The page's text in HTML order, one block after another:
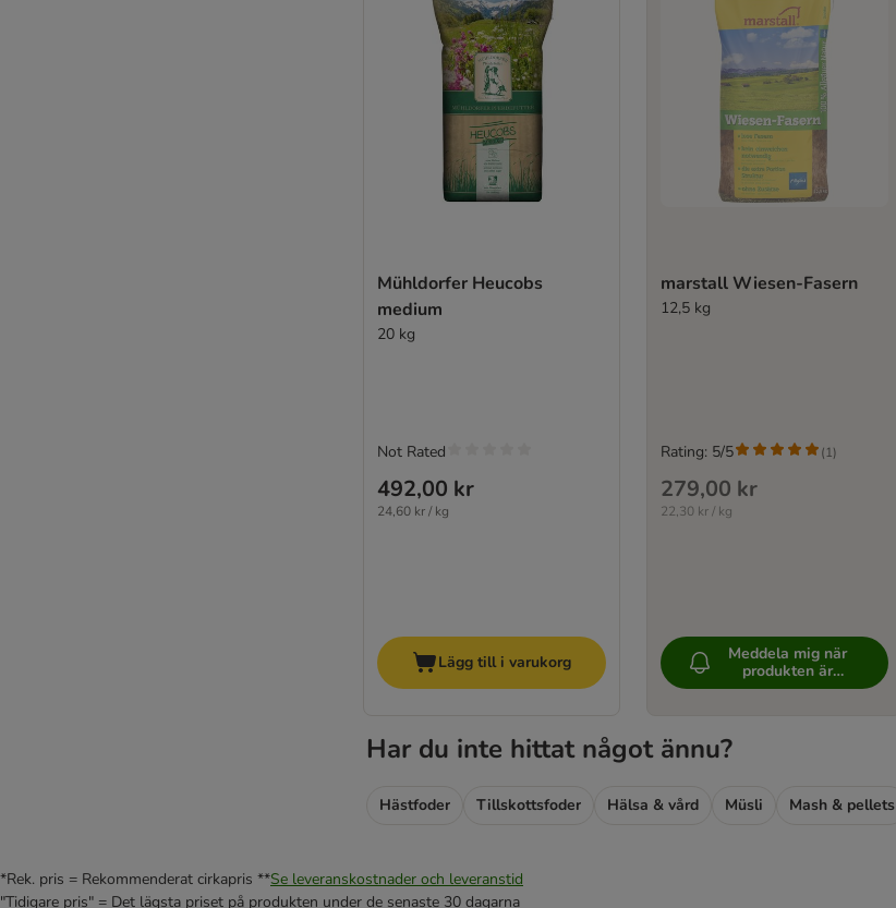
Mühldorfer Heucobs
medium
20 kg
492,00 kr
24,60 kr / kg
Not Rated
Lägg till i varukorg
marstall Wiesen-Fasern
12,5 kg
279,00 kr
22,30 kr / kg
Rating: 5/5 (1)
Meddela mig när
produkten är
tillgänglig
Har du inte hittat något ännu?
Hästfoder Tillskottsfoder Hälsa & vård Müsli Mash & pellets
*Rek. pris = Rekommenderat cirkapris **Se leveranskostnader och leveranstid
"Tidigare pris" = Det lägsta priset på produkten under de senaste 30 dagarna